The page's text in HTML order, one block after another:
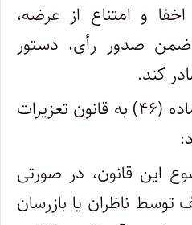
اخفا و امتناع از عرضه،
صدور رأی، دستور
کند.
ب- متن زیر به عنوان ماده (۴۶) به قانون تعزیرات
این قانون، در صورتی
توسط ناظران یا بازرسان